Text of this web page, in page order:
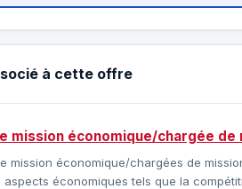
à cette offre
mission économique/chargée de
mission économique/chargées de
aspects économiques tels que la